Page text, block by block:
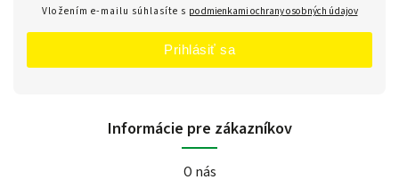
Vložením e-mailu súhlasíte s podmienkami ochrany osobných údajov
Prihlásiť sa
Informácie pre zákazníkov
O nás